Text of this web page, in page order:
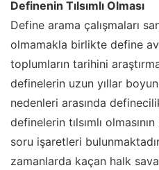
Definenin Tılsımlı Olması
Define arama çalışmaları
olmamakla birlikte define
toplumların tarihini
definelerin uzun yıllar
nedenleri arasında
definelerin tılsımlı
soru işaretleri
zamanlarda kaçan halk